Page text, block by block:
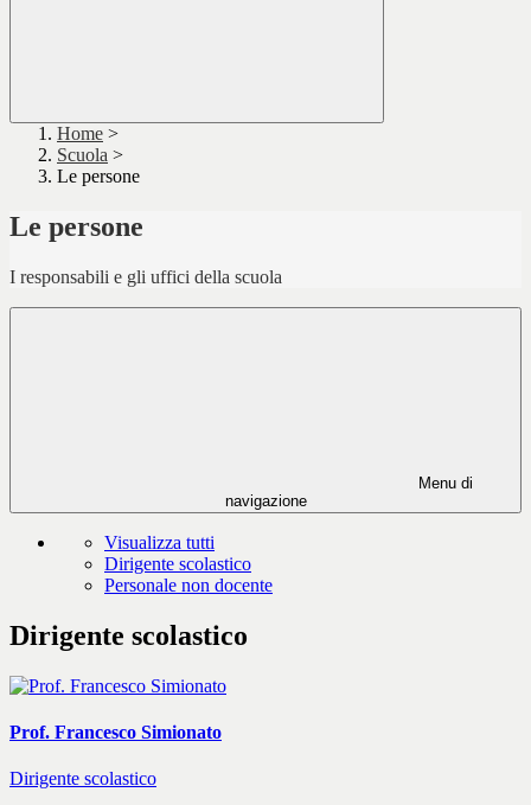
Home >
Scuola >
Le persone
Le persone
I responsabili e gli uffici della scuola
Menu di
navigazione
Visualizza tutti
Dirigente scolastico
Personale non docente
Dirigente scolastico
Prof. Francesco Simionato
Dirigente scolastico